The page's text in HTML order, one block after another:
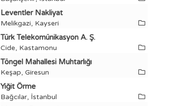
Leventler Nakliyat
Melikgazi, Kayseri
Türk Telekomünikasyon A. Ş.
Cide, Kastamonu
Töngel Mahallesi Muhtarlığı
Keşap, Giresun
Yiğit Örme
Bağcılar, İstanbul